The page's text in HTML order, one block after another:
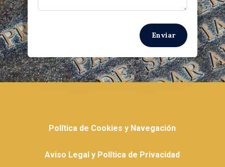
Enviar
Política de Cookies y Navegación
Aviso Legal y Política de Privacidad